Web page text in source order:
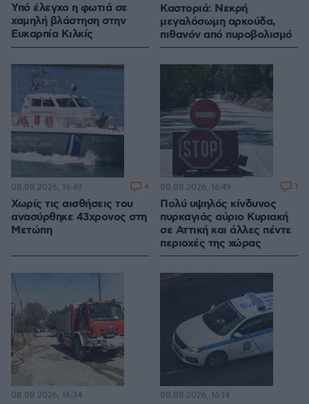
Υπό έλεγχο η φωτιά σε
χαμηλή βλάστηση στην
Ευκαρπία Κιλκίς
Καστοριά: Νεκρή
μεγαλόσωμη αρκούδα,
πιθανόν από πυροβολισμό
Χωρίς τις αισθήσεις του
ανασύρθηκε 43χρονος στη
Μετώπη
08.08.2026, 16:49 4
Πολύ υψηλός κίνδυνος
πυρκαγιάς αύριο Κυριακή
σε Αττική και άλλες πέντε
περιοχές της χώρας
08.08.2026, 16:49 1
08.08.2026, 16:34 08.08.2026, 16:14